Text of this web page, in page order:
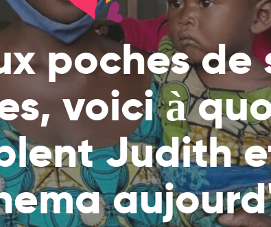
dans le
de bonnes
Adoptez une
Devenez la famille
âgée et soutenez-la à
financièrement et
Équipes d’anges
Soutenez le travail
spécifique et restez
lui
Souffle de vie
Sauvez un enfant
maladie de la faim et
l’éducation des
des emplois – voyez ce
signifie vraiment
nous avons déjà fait
histoires des personnes que
déjà aidées
opérons
la liste des endroits où votre
financiers
comment nous utilisons les
poches de
voici à
Judith